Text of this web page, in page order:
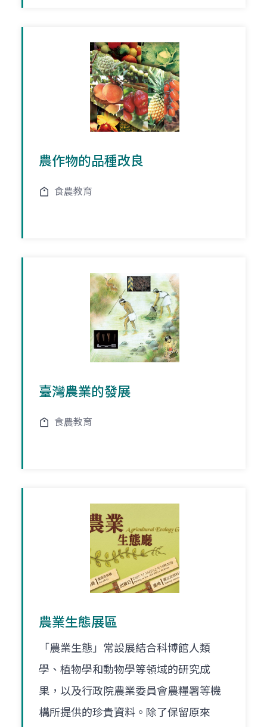
農作物的品種改良
食農教育
臺灣農業的發展
食農教育
農業生態展區
「農業生態」常設展結合科博館人類
學、植物學和動物學等領域的研究成
果，以及行政院農業委員會農糧署等機
構所提供的珍貴資料。除了保留原來